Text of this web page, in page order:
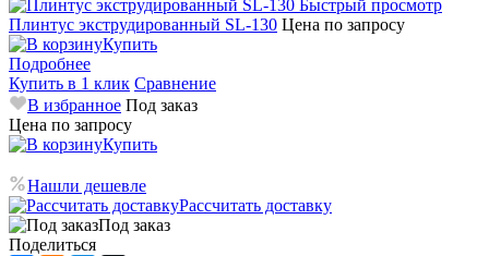
Быстрый просмотр
Плинтус экструдированный SL-130 Цена по запросу
Купить
Подробнее
Купить в 1 клик Сравнение
В избранное Под заказ
Цена по запросу
Купить
Нашли дешевле
Рассчитать доставку
Под заказ
Поделиться